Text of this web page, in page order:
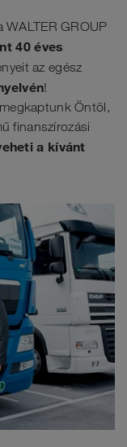
WALTER GROUP
40 éves
az egész
!
Öntöl,
finanszírozási
a kívánt